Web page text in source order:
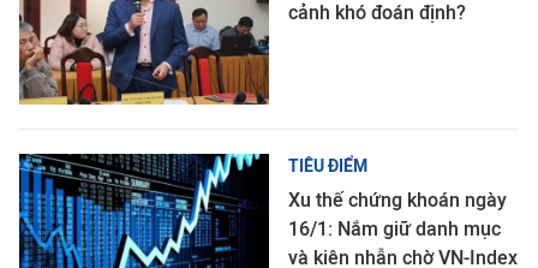
cảnh khó đoán định?
TIÊU ĐIỂM
Xu thế chứng khoán ngày
16/1: Nắm giữ danh mục
và kiên nhẫn chờ VN-Index